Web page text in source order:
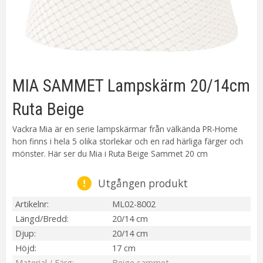
MIA SAMMET Lampskärm 20/14cm
Ruta Beige
Vackra Mia är en serie lampskärmar från välkända PR-Home
hon finns i hela 5 olika storlekar och en rad härliga färger och
mönster. Här ser du Mia i Ruta Beige Sammet 20 cm
Utgången produkt
Artikelnr
ML02-8002
Längd/Bredd
20/14 cm
Djup
20/14 cm
Höjd
17 cm